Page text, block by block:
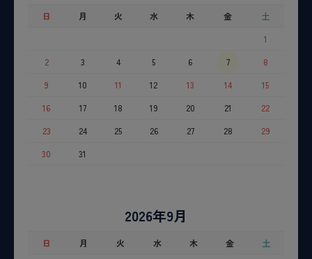
日 月 火 水 木 金
土
1
2
3 4 5 6 7
8
9
10 11 12 13 14
15
16
17 18 19 20 21
22
23
24 25 26 27 28
29
30
31
2026年9月
日 月 火 水 木 金
土